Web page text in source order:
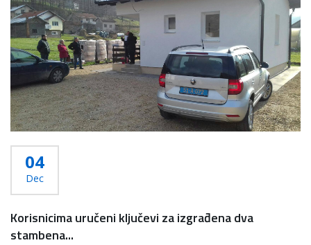
04
Dec
Korisnicima uručeni ključevi za izgrađena dva
stambena...